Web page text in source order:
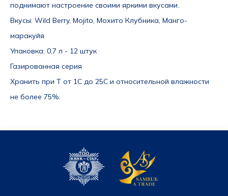
поднимают настроение своими яркими вкусами.
Вкусы: Wild Berry, Mojito, Мохито Клубника, Манго-
маракуйя
Упаковка: 0,7 л - 12 штук
Газированная серия
Хранить при Т от 1С до 25С и относительной влажности
не более 75%.